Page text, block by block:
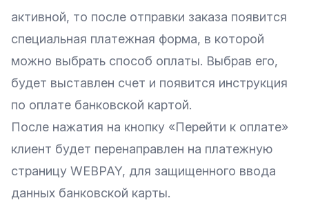
активной, то после отправки заказа появится
специальная платежная форма, в которой
можно выбрать способ оплаты. Выбрав его,
будет выставлен счет и появится инструкция
по оплате банковской картой.
После нажатия на кнопку «Перейти к оплате»
клиент будет перенаправлен на платежную
страницу WEBPAY, для защищенного ввода
данных банковской карты.